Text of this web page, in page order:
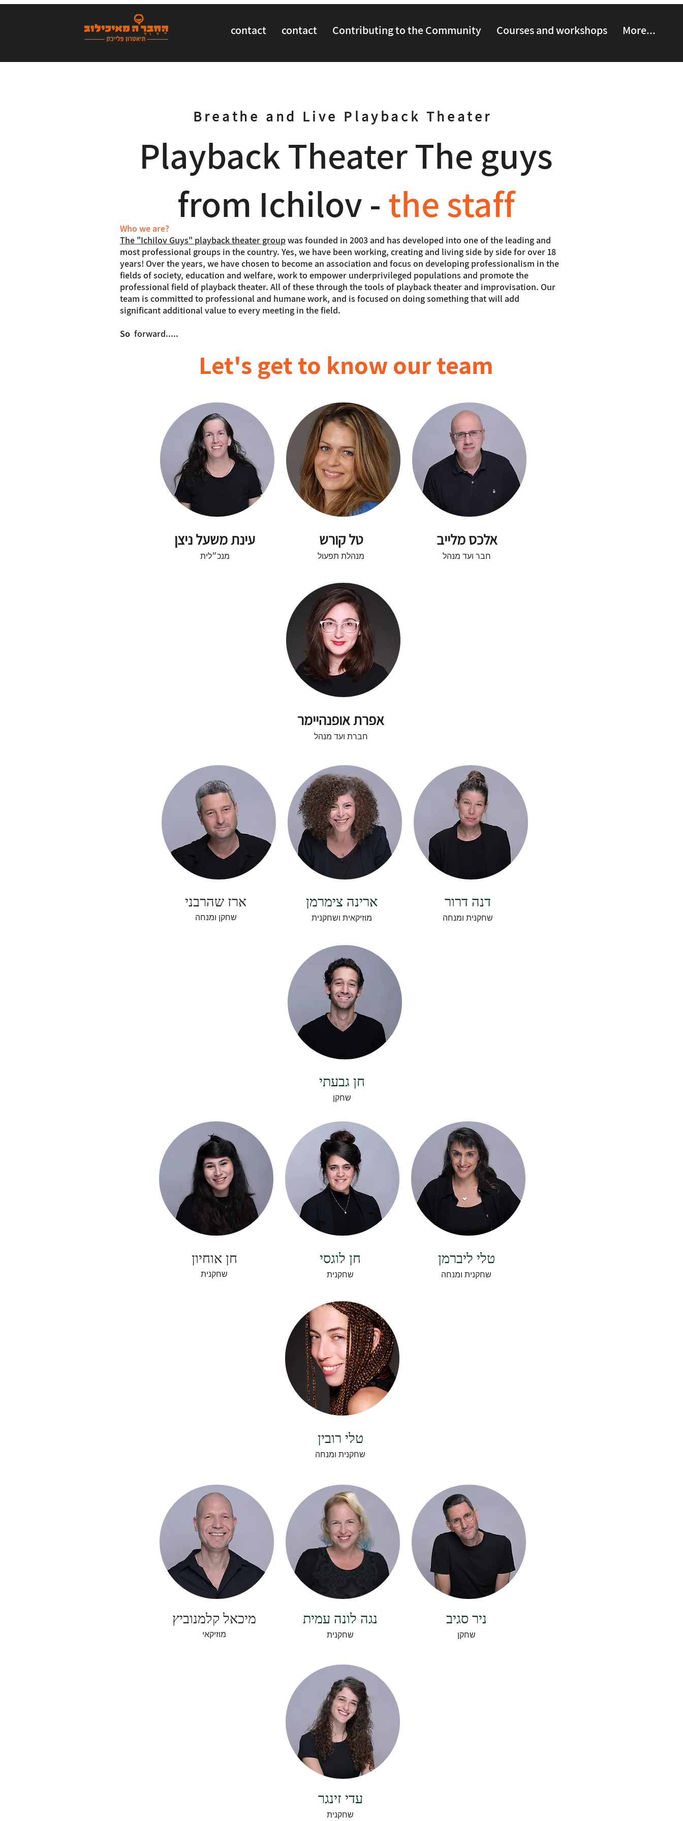
contact contact Contributing to the Community Courses and workshops More...
Breathe and Live Playback Theater
Playback Theater The guys
from Ichilov -the staff
Who we are?
The "Ichilov Guys" playback theater groupwas founded in 2003 and has developed into one of the leading and
most professional groups in the country. Yes, we have been working, creating and living side by side for over 18
years! Over the years, we have chosen to become an association and focus on developing professionalism in the
fields of society, education and welfare, work to empower underprivileged populations and promote the
professional field of playback theater. All of these through the tools of playback theater and improvisation. Our
team is committed to professional and humane work, and is focused on doing something that will add
significant additional value to every meeting in the field.
So forward.....
Let's get to know our team
עינת משעל ניצן
מנכ״לית
טל קורש
מנהלת תפעול
אלכס מלייב
חבר ועד מנהל
אפרת אופנהיימר
חברת ועד מנהל
ארז שהרבני
שחקן ומנחה
ארינה צימרמן
מוזיקאית ושחקנית
דנה דרור
שחקנית ומנחה
חן גבעתי
שחקן
חן אוחיון
שחקנית
חן לוגסי
שחקנית
טלי ליברמן
שחקנית ומנחה
טלי רובין
שחקנית ומנחה
מיכאל קלמנוביץ
מוזיקאי
נגה לונה עמית
שחקנית
ניר סגיב
שחקן
עדי זינגר
שחקנית